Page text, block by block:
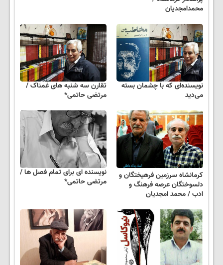
محمدامجدیان‌
نویسنده‌ای که با چشمان بسته
می‌دید
تقارن سه شنبه های غمناک /
مرتضی حاتمی*
کرمانشاه سرزمین فرهیختگان و
دلسوختگان عرصه فرهنگ و
ادب / محمد امجدیان‌
نویسنده ای برای تمام فصل ها /
مرتضی حاتمی*